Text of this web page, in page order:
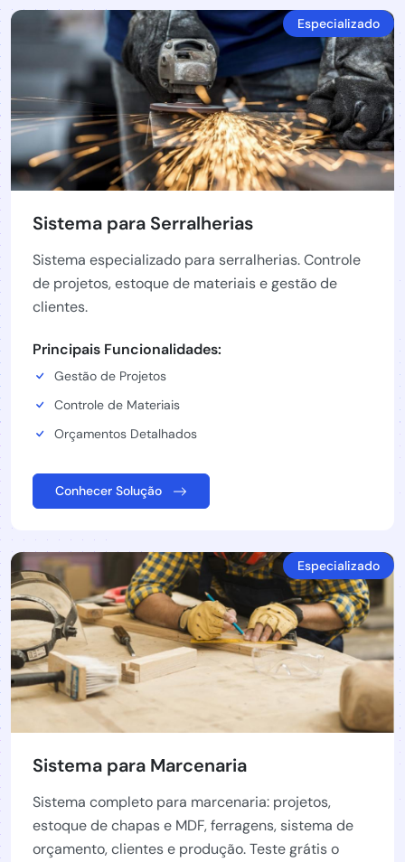
Especializado
Sistema para Serralherias
Sistema especializado para serralherias. Controle
de projetos, estoque de materiais e gestão de
clientes.
Principais Funcionalidades:
Gestão de Projetos
Controle de Materiais
Orçamentos Detalhados
Conhecer Solução
Especializado
Sistema para Marcenaria
Sistema completo para marcenaria: projetos,
estoque de chapas e MDF, ferragens, sistema de
orçamento, clientes e produção. Teste grátis o